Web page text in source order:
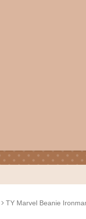
TY Marvel Beanie